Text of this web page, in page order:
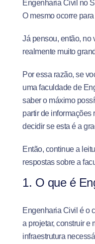
Engenharia Civil no
O mesmo ocorre
Já pensou, então, no
realmente muito
Por essa razão, se
uma faculdade de
saber o máximo
partir de informações
decidir se esta é a
Então, continue a
respostas sobre a
1. O que é
Engenharia Civil é o
a projetar, construir e
infraestrutura